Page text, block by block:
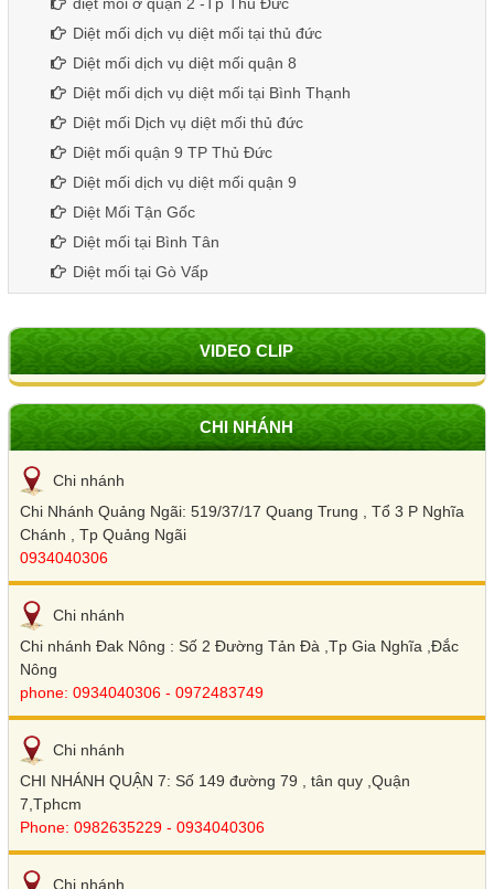
Diệt mối dịch vụ diệt mối tại thủ đức
Diệt mối dịch vụ diệt mối quận 8
Diệt mối dịch vụ diệt mối tại Bình Thạnh
Diệt mối Dịch vụ diệt mối thủ đức
Diệt mối quận 9 TP Thủ Đức
Diệt mối dịch vụ diệt mối quận 9
Diệt Mối Tận Gốc
Diệt mối tại Bình Tân
Diệt mối tại Gò Vấp
VIDEO CLIP
CHI NHÁNH
Chi nhánh
Chi Nhánh Quảng Ngãi: 519/37/17 Quang Trung , Tổ 3 P Nghĩa
Chánh , Tp Quảng Ngãi
0934040306
Chi nhánh
Chi nhánh Đak Nông : Số 2 Đường Tản Đà ,Tp Gia Nghĩa ,Đắc
Nông
phone: 0934040306 - 0972483749
Chi nhánh
CHI NHÁNH QUẬN 7: Số 149 đường 79 , tân quy ,Quận
7,Tphcm
Phone: 0982635229 - 0934040306
Chi nhánh